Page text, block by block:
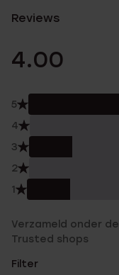
Reviews
4.00
5
4
3
2
1
Verzameld onder de
Trusted shops
Filter